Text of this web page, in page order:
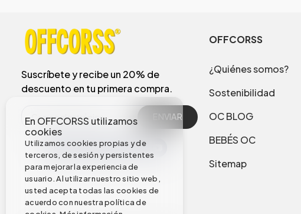
En OFFCORSS utilizamos
cookies
Utilizamos cookies propias y de
terceros, de sesión y persistentes
para mejorar la experiencia de
usuario. Al utilizar nuestro sitio web,
usted acepta todas las cookies de
acuerdo con nuestra política de
Suscríbete y recibe un 20% de
descuento en tu primera compra.
ENVIAR
OFFCORSS
¿Quiénes somos?
Sostenibilidad
OC BLOG
BEBÉS OC
Sitemap